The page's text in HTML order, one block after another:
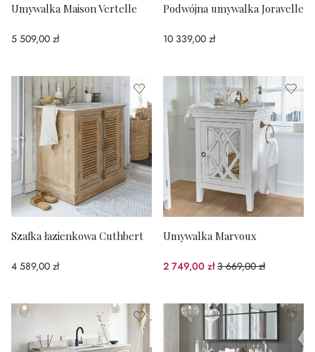
Umywalka Maison Vertelle
5 509,00 zł
Podwójna umywalka Joravelle
10 339,00 zł
Szafka łazienkowa Cuthbert
4 589,00 zł
Umywalka Marvoux
2 749,00 zł3 669,00 zł
(25.07%spared)